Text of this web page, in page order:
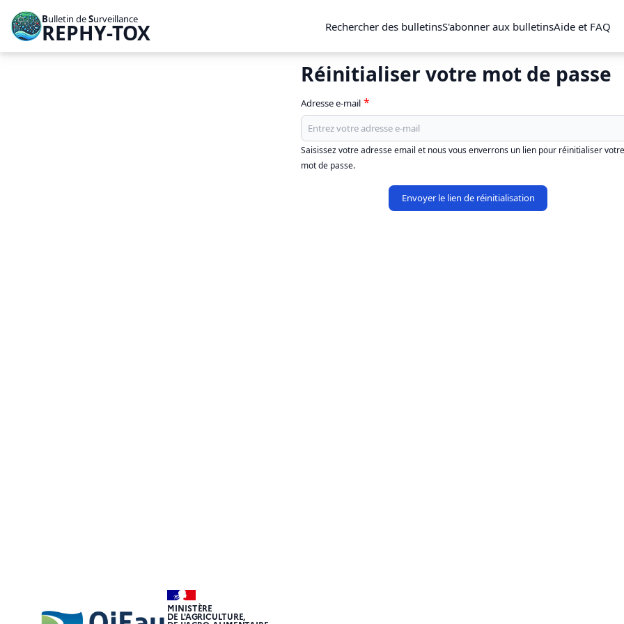
Bulletin deSurveillance
REPHY-TOX Rechercher des bulletinsS'abonner aux bulletinsAide et FAQ
Réinitialiser votre mot de passe
Adresse e-mail
Saisissez votre adresse email et nous vous enverrons un lien pour réinitialiser votre
mot de passe.
Envoyer le lien de réinitialisation
MINISTÈRE
DE L'AGRICULTURE,